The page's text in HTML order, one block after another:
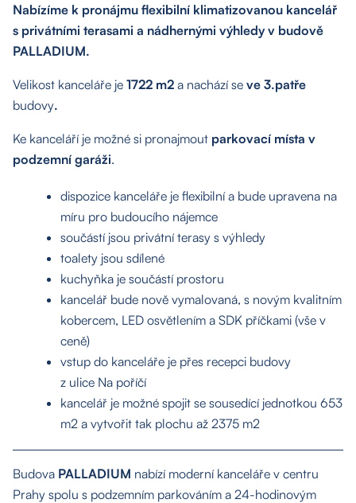
Nabízíme k pronájmu flexibilní klimatizovanou kancelář
s privátními terasami a nádhernými výhledy v budově
PALLADIUM.
Velikost kanceláře je 1722 m2 a nachází se ve 3.patře
budovy.
Ke kanceláří je možné si pronajmout parkovací místa v
podzemní garáži.
dispozice kanceláře je flexibilní a bude upravena na
míru pro budoucího nájemce
součástí jsou privátní terasy s výhledy
toalety jsou sdílené
kuchyňka je součástí prostoru
kancelář bude nově vymalovaná, s novým kvalitním
kobercem, LED osvětlením a SDK příčkami (vše v
ceně)
vstup do kanceláře je přes recepci budovy
z ulice Na poříčí
kancelář je možné spojit se sousedící jednotkou 653
m2 a vytvořit tak plochu až 2375 m2
Budova PALLADIUM nabízí moderní kanceláře v centru
Prahy spolu s podzemním parkováním a 24-hodinovým